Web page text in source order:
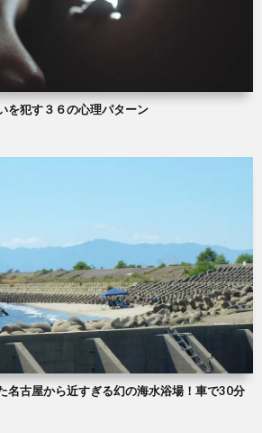
を犯す３６の心理パターン
名古屋から近すぎる幻の海水浴場！車で30分